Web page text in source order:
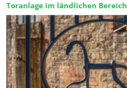
Toranlage im ländlichen Bereich